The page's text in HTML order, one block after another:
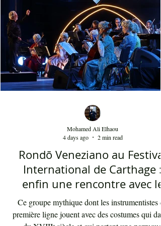
youyous, les larmes de bonheur et les
applaudissements sincères. "Ya Loumima"
sans doute, à capturer toute l'ambivalence de
moment précieux grâce à une performance
International de Carthage :
enfin une rencontre avec le
Mohamed Ali Elhaou
4 days ago
2 min read